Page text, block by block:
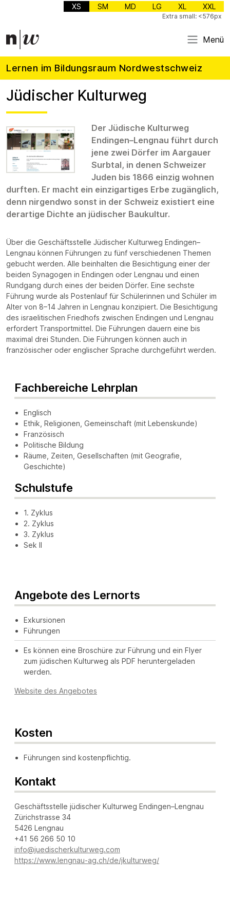
XS SM MD LG XL XXL
Extra small: <576px
Menü
Lernen im Bildungsraum Nordwestschweiz
Jüdischer Kulturweg
Der Jüdische Kulturweg
Endingen–Lengnau führt durch
jene zwei Dörfer im Aargauer
Surbtal, in denen Schweizer
Juden bis 1866 einzig wohnen
durften. Er macht ein einzigartiges Erbe zugänglich,
denn nirgendwo sonst in der Schweiz existiert eine
derartige Dichte an jüdischer Baukultur.
Über die Geschäftsstelle Jüdischer Kulturweg Endingen–
Lengnau können Führungen zu fünf verschiedenen Themen
gebucht werden. Alle beinhalten die Besichtigung einer der
beiden Synagogen in Endingen oder Lengnau und einen
Rundgang durch eines der beiden Dörfer. Eine sechste
Führung wurde als Postenlauf für Schülerinnen und Schüler im
Alter von 8–14 Jahren in Lengnau konzipiert. Die Besichtigung
des israelitischen Friedhofs zwischen Endingen und Lengnau
erfordert Transportmittel. Die Führungen dauern eine bis
maximal drei Stunden. Die Führungen können auch in
französischer oder englischer Sprache durchgeführt werden.
Fachbereiche Lehrplan
Englisch
Ethik, Religionen, Gemeinschaft (mit Lebenskunde)
Französisch
Politische Bildung
Räume, Zeiten, Gesellschaften (mit Geografie,
Geschichte)
Schulstufe
1. Zyklus
2. Zyklus
3. Zyklus
Sek II
Angebote des Lernorts
Exkursionen
Führungen
Es können eine Broschüre zur Führung und ein Flyer
zum jüdischen Kulturweg als PDF heruntergeladen
werden.
Website des Angebotes
Kosten
Führungen sind kostenpflichtig.
Kontakt
Geschäftsstelle jüdischer Kulturweg Endingen–Lengnau
Zürichstrasse 34
5426 Lengnau
+41 56 266 50 10
info@juedischerkulturweg.com
https://www.lengnau-ag.ch/de/jkulturweg/